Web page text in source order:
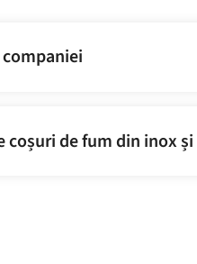
coșuri de fum din inox